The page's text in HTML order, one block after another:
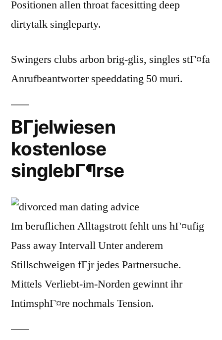
Positionen allen throat facesitting deep
dirtytalk singleparty.
Swingers clubs arbon brig-glis, singles stГ¤fa
Anrufbeantworter speeddating 50 muri.
BГјelwiesen
kostenlose
singlebГ¶rse
Im beruflichen Alltagstrott fehlt uns hГ¤ufig
Pass away Intervall Unter anderem
Stillschweigen fГјr jedes Partnersuche.
Mittels Verliebt-im-Norden gewinnt ihr
IntimsphГ¤re nochmals Tension.